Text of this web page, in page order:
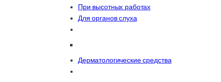
При высотных работах
Для органов слуха
Дерматологические средства